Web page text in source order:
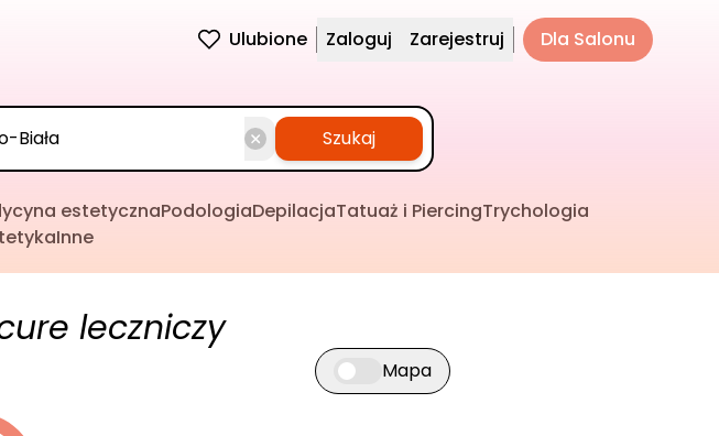
Ulubione Zaloguj Zarejestruj Dla Salonu
Szukaj
estetycznaPodologiaDepilacjaTatuaż i PiercingTrychologia
Inne
leczniczy
Przełącz widok mapy
Mapa